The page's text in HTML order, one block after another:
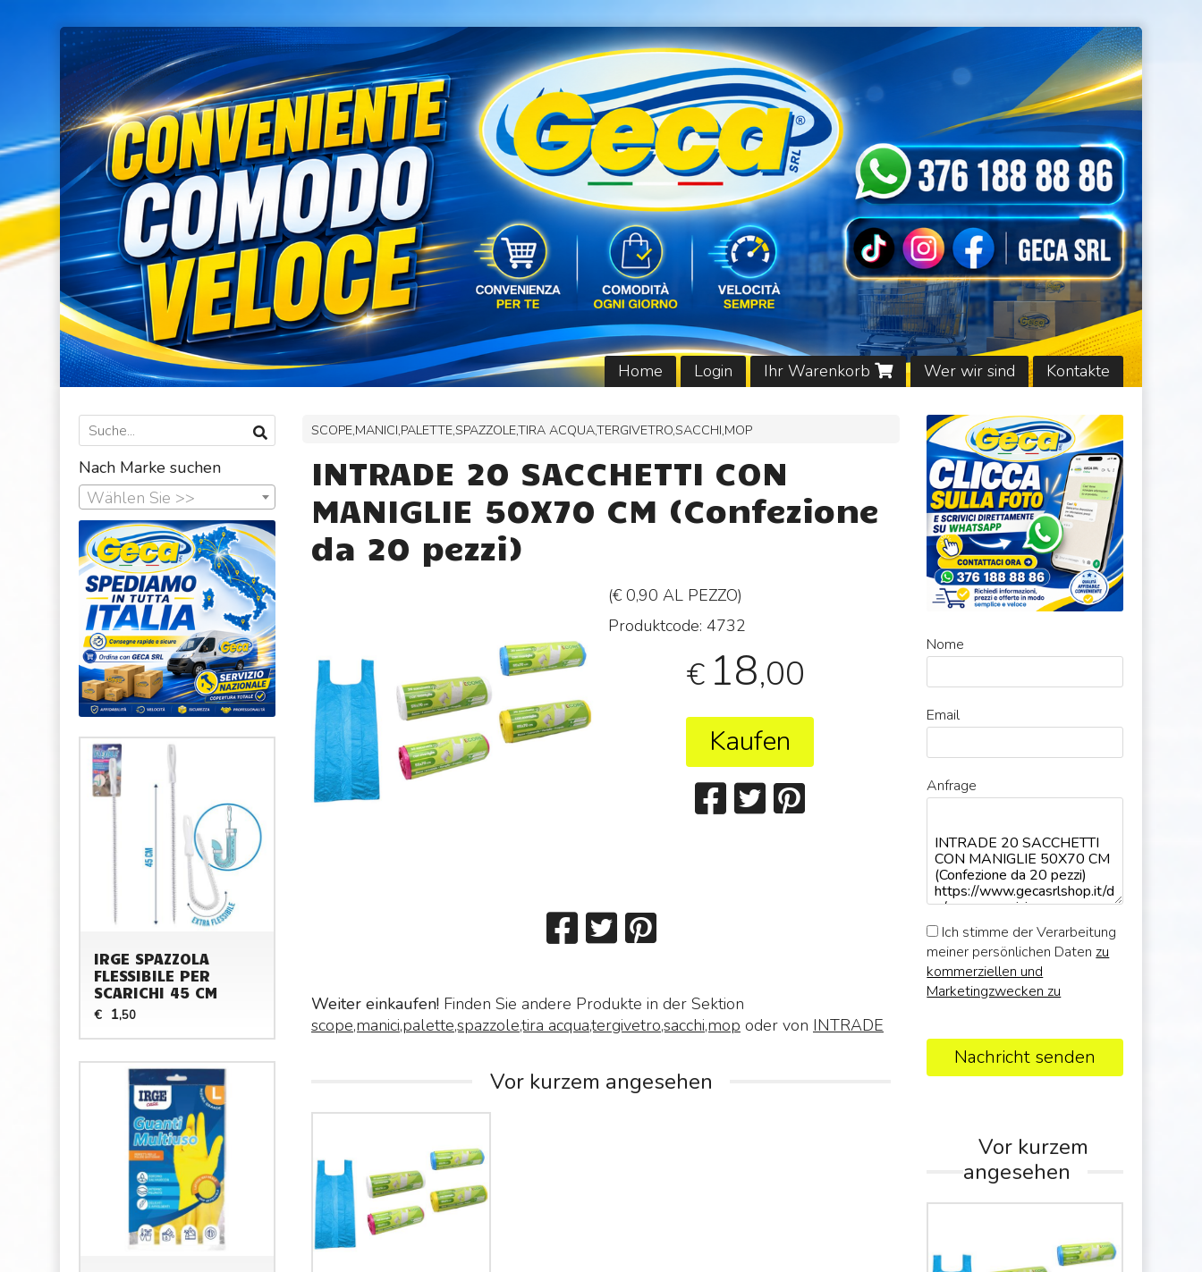
Home Login Ihr Warenkorb Wer wir sind Kontakte
SCOPE,MANICI,PALETTE,SPAZZOLE,TIRA ACQUA,TERGIVETRO,SACCHI,MOP
INTRADE 20 SACCHETTI CON
MANIGLIE 50X70 CM (Confezione
da 20 pezzi)
(€ 0,90 AL PEZZO)
Produktcode:4732
€ 18,00
Kaufen
Weiter einkaufen!Finden Sie andere Produkte in der Sektion
scope,manici,palette,spazzole,tira acqua,tergivetro,sacchi,mop oder von INTRADE
Vor kurzem angesehen
Nach Marke suchen
Wählen Sie >>
IRGE SPAZZOLA
FLESSIBILE PER
SCARICHI 45 CM
€ 1,50
Nome
Email
Anfrage
Ich stimme der Verarbeitung
meiner persönlichen Daten zu
kommerziellen und
Marketingzwecken zu
Nachricht senden
Vor kurzem
angesehen